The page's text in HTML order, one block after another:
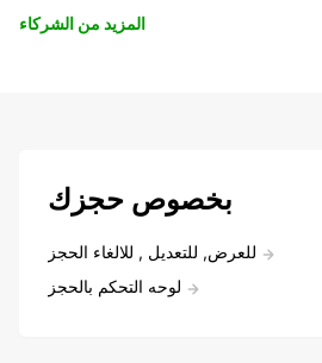
المزيد من الشركاء
بخصوص حجزك
للعرض, للتعديل , للالغاء الحجز
لوحه التحكم بالحجز